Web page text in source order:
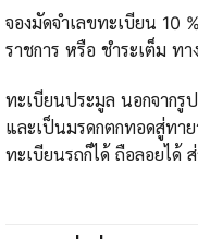
จองมัดจำเลขทะเบียน 10
ราชการ หรือ ชำระเต็ม ท
ทะเบียนประมูล นอกจากรู
และเป็นมรดกตกทอดสู่ทา
ทะเบียนรถก็ได้ ถือลอยได้